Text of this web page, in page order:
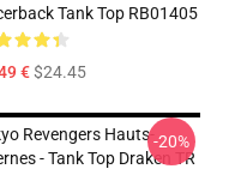
Tank Top RB01405
€$24.45
Revengers Hauts-
- Tank Top Draken TR
-20%